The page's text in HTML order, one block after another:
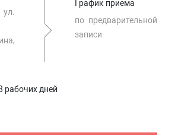
График приема
по предварительной
записи
рабочих дней